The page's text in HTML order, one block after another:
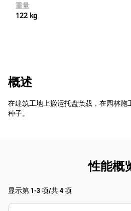
重量
122 kg
概述
在建筑工地上搬运托盘负载，在园林施
种子。
性能概
显示第 1-3 项/共 4 项